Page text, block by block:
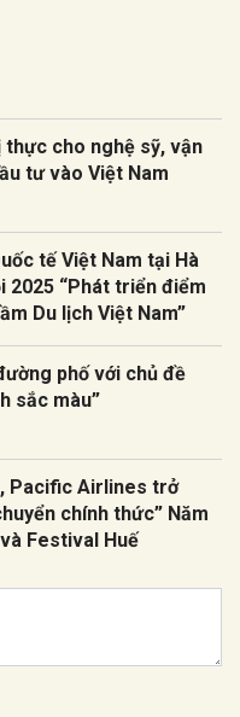
cho nghệ sỹ, vận
tư vào Việt Nam
tế Việt Nam tại Hà
2025 “Phát triển điểm
Du lịch Việt Nam”
phố với chủ đề
sắc màu”
Pacific Airlines trở
chính thức” Năm
Festival Huế